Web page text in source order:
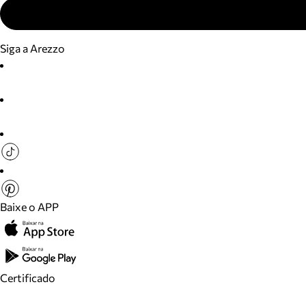
Siga a Arezzo
Baixe o APP
Certificado